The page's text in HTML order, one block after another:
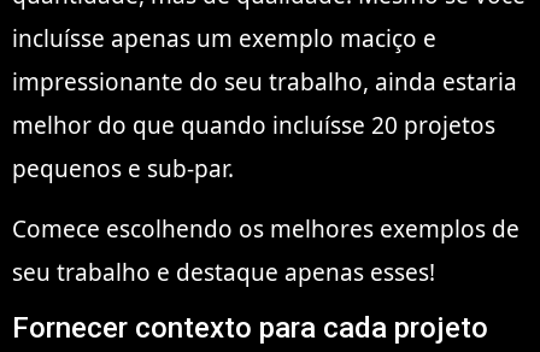
incluísse apenas um exemplo maciço e
impressionante do seu trabalho, ainda estaria
melhor do que quando incluísse 20 projetos
pequenos e sub-par.
Comece escolhendo os melhores exemplos de
seu trabalho e destaque apenas esses!
Fornecer contexto para cada projeto